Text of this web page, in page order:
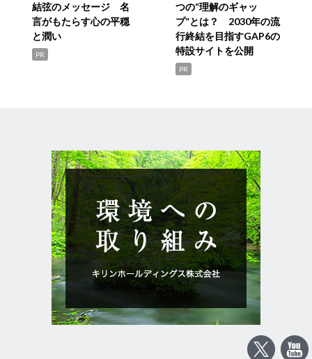
結弦のメッセージ 名
言がもたらす心の平穏
と潤い
PR
つの“理解のギャッ
プ”とは？ 2030年の流
行終結を目指すGAP6の
特設サイトを公開
PR